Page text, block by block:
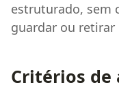
estruturado, sem
guardar ou retirar
Critérios de